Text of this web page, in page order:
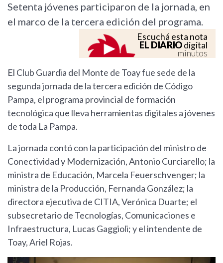
Setenta jóvenes participaron de la jornada, en
el marco de la tercera edición del programa.
Escuchá esta nota
EL DIARIOdigital
minutos
El Club Guardia del Monte de Toay fue sede de la
segunda jornada de la tercera edición de Código
Pampa, el programa provincial de formación
tecnológica que lleva herramientas digitales a jóvenes
de toda La Pampa.
La jornada contó con la participación del ministro de
Conectividad y Modernización, Antonio Curciarello; la
ministra de Educación, Marcela Feuerschvenger; la
ministra de la Producción, Fernanda González; la
directora ejecutiva de CITIA, Verónica Duarte; el
subsecretario de Tecnologías, Comunicaciones e
Infraestructura, Lucas Gaggioli; y el intendente de
Toay, Ariel Rojas.